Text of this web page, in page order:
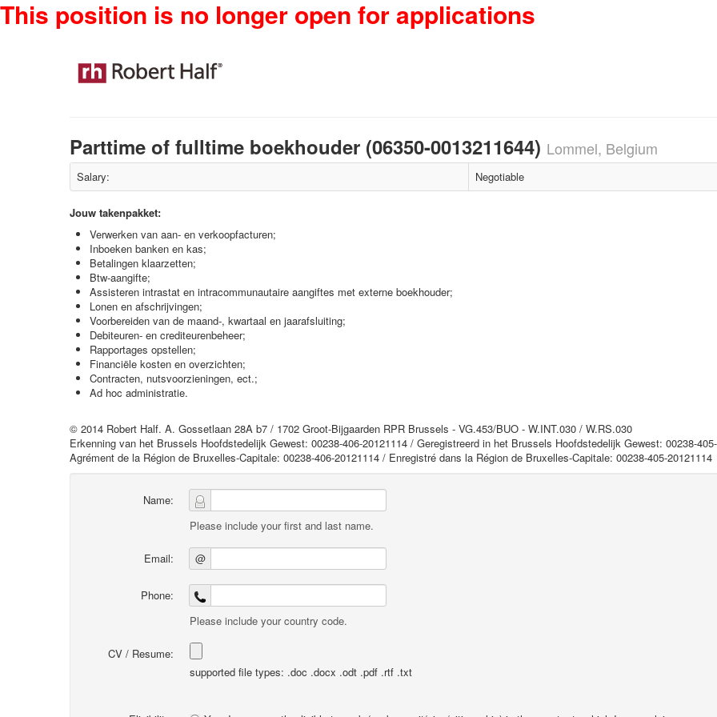
This position is no longer open for applications
Parttime of fulltime boekhouder (06350-0013211644) Lommel, Belgium
Salary: Negotiable
Jouw takenpakket:
Verwerken van aan- en verkoopfacturen;
Inboeken banken en kas;
Betalingen klaarzetten;
Btw-aangifte;
Assisteren intrastat en intracommunautaire aangiftes met externe boekhouder;
Lonen en afschrijvingen;
Voorbereiden van de maand-, kwartaal en jaarafsluiting;
Debiteuren- en crediteurenbeheer;
Rapportages opstellen;
Financiële kosten en overzichten;
Contracten, nutsvoorzieningen, ect.;
Ad hoc administratie.
© 2014 Robert Half. A. Gossetlaan 28A b7 / 1702 Groot-Bijgaarden RPR Brussels - VG.453/BUO - W.INT.030 / W.RS.030
Erkenning van het Brussels Hoofdstedelijk Gewest: 00238-406-20121114 / Geregistreerd in het Brussels Hoofdstedelijk Gewest: 00238-
Agrément de la Région de Bruxelles-Capitale: 00238-406-20121114 / Enregistré dans la Région de Bruxelles-Capitale: 00238-405-20121114
Name:
Please include your first and last name.
Email: @
Phone:
Please include your country code.
CV / Resume:
supported file types: .doc .docx .odt .pdf .rtf .txt